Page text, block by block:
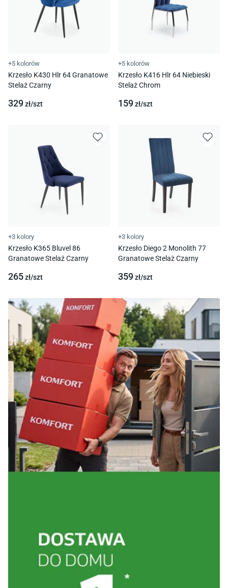
+5 kolorów
Krzesło K430 Hlr 64 Granatowe
Stelaż Czarny
329zł/szt
+5 kolorów
Krzesło K416 Hlr 64 Niebieski
Stelaż Chrom
159zł/szt
+3 kolory
Krzesło K365 Bluvel 86
Granatowe Stelaż Czarny
265zł/szt
+3 kolory
Krzesło Diego 2 Monolith 77
Granatowe Stelaż Czarny
359zł/szt